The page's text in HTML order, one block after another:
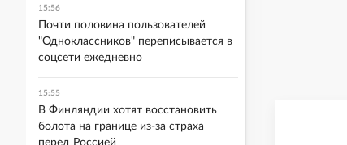
15:56
Почти половина пользователей
"Одноклассников" переписывается в
соцсети ежедневно
15:55
В Финляндии хотят восстановить
болота на границе из-за страха
перед Россией